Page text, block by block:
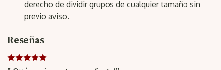
derecho de dividir grupos de cualquier tamaño sin
previo aviso.
Reseñas